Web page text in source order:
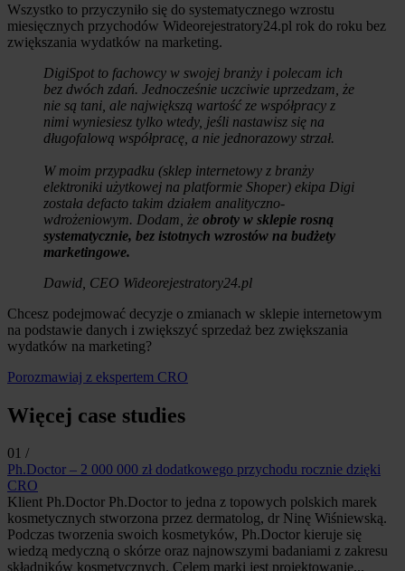
Wszystko to przyczyniło się do systematycznego wzrostu
miesięcznych przychodów Wideorejestratory24.pl rok do roku bez
zwiększania wydatków na marketing.
DigiSpot to fachowcy w swojej branży i polecam ich
bez dwóch zdań. Jednocześnie uczciwie uprzedzam, że
nie są tani, ale największą wartość ze współpracy z
nimi wyniesiesz tylko wtedy, jeśli nastawisz się na
długofalową współpracę, a nie jednorazowy strzał.
W moim przypadku (sklep internetowy z branży
elektroniki użytkowej na platformie Shoper) ekipa Digi
została defacto takim działem analityczno-
wdrożeniowym. Dodam, że obroty w sklepie rosną
systematycznie, bez istotnych wzrostów na budżety
marketingowe.
Dawid, CEO Wideorejestratory24.pl
Chcesz podejmować decyzje o zmianach w sklepie internetowym
na podstawie danych i zwiększyć sprzedaż bez zwiększania
wydatków na marketing?
Porozmawiaj z ekspertem CRO
Więcej case studies
01 /
Ph.Doctor – 2 000 000 zł dodatkowego przychodu rocznie dzięki
CRO
Klient Ph.Doctor Ph.Doctor to jedna z topowych polskich marek
kosmetycznych stworzona przez dermatolog, dr Ninę Wiśniewską.
Podczas tworzenia swoich kosmetyków, Ph.Doctor kieruje się
wiedzą medyczną o skórze oraz najnowszymi badaniami z zakresu
składników kosmetycznych. Celem marki jest projektowanie...